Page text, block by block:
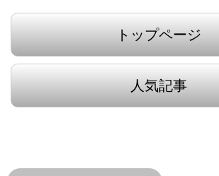
トップページ
人気記事